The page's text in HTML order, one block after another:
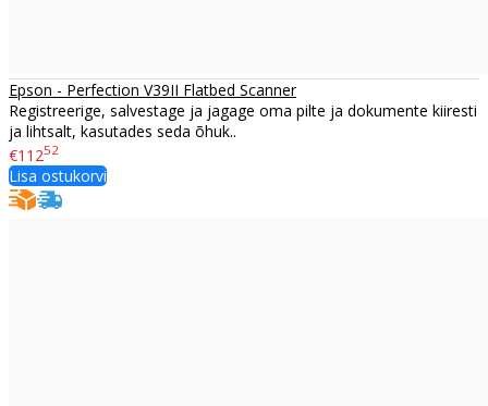
Epson - Perfection V39II Flatbed Scanner
Registreerige, salvestage ja jagage oma pilte ja dokumente kiiresti
ja lihtsalt, kasutades seda õhuk..
€11252
Lisa ostukorvi